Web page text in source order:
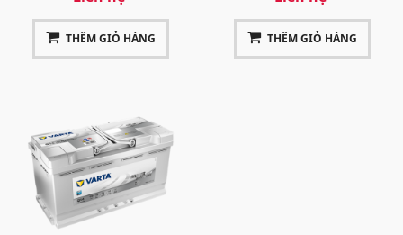
THÊM GIỎ HÀNG THÊM GIỎ HÀNG